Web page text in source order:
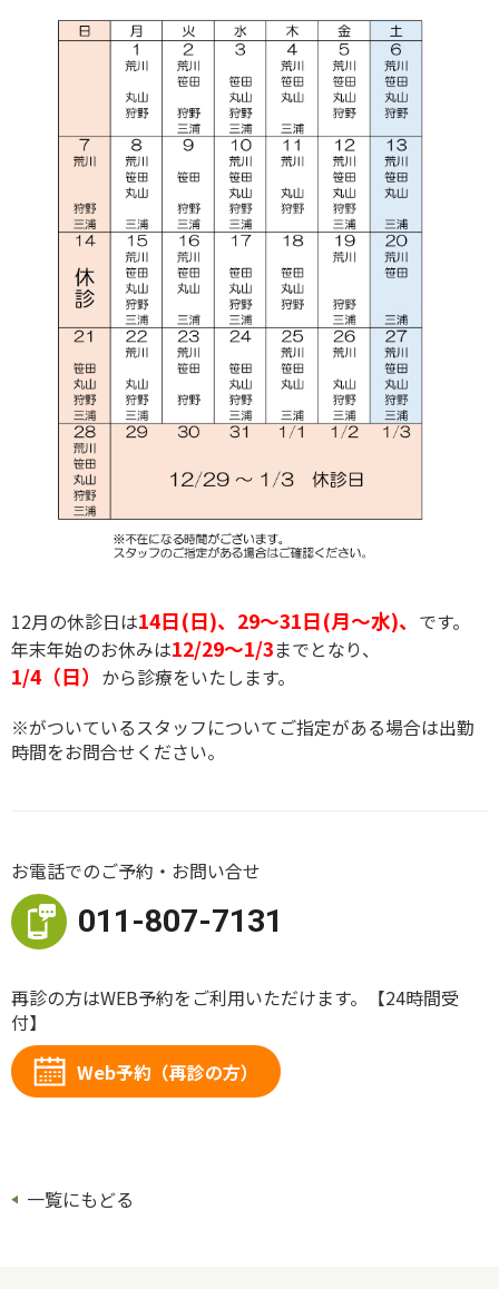
12月の休診日は14日(日)、29～31日(月～水)、 です。
年末年始のお休みは12/29～1/3までとなり、
1/4（日） から診療をいたします。
※がついているスタッフについてご指定がある場合は出勤
時間をお問合せください。
お電話でのご予約・お問い合せ
011-807-7131
再診の方はWEB予約をご利用いただけます。【24時間受
付】
Web予約（再診の方）
一覧にもどる